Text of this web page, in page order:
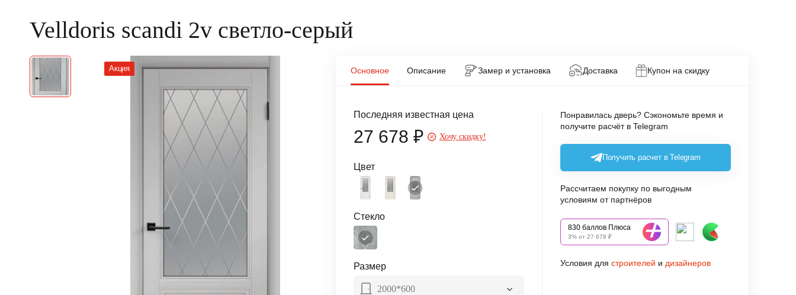
Velldoris scandi 2v светло-серый
Акция Основное Описание Замер и установка Доставка Купон на скидку
Цвет
Стекло
Размер
2000*600
Последняя известная цена
27 678 ₽ Хочу скидку!
Понравилась дверь? Сэкономьте время и
получите расчёт в Telegram
Получить расчет в Telegram
Рассчитаем покупку по выгодным
условиям от партнёров
830 баллов Плюса
3% от 27 678 ₽
Условия для строителей и дизайнеров